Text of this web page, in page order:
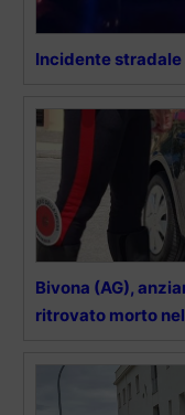
Incidente stradale
Bivona (AG),
ritrovato morto